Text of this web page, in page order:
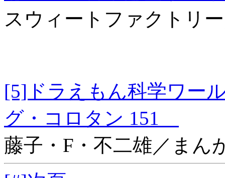
スウィートファクトリ
[5]ドラえもん科学ワ
グ・コロタン 151
藤子・F・不二雄／ま